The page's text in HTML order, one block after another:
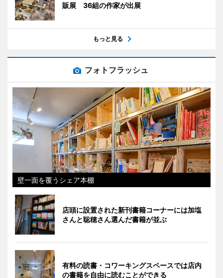
販展 36組の作家が出展
もっと見る
フォトフラッシュ
壁一面を覆うシェア本棚
店頭に設置された新刊書籍コーナーには加塩
さんと聡穂さん選んだ書籍が並ぶ
有料の読書・コワーキングスペースでは店内
の書籍を自由に読むことができる